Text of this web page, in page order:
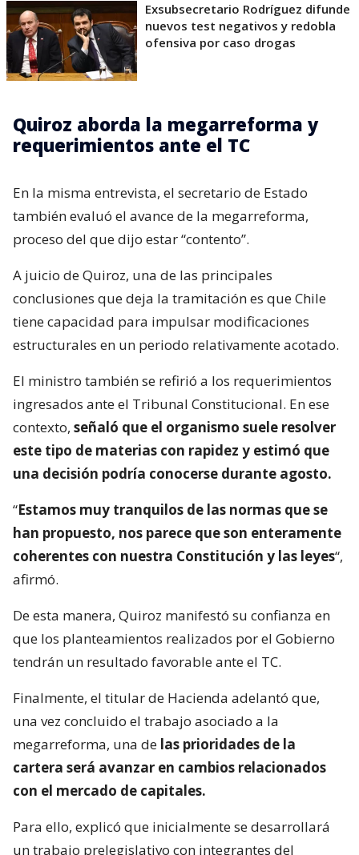
Exsubsecretario Rodríguez difunde
nuevos test negativos y redobla
ofensiva por caso drogas
Quiroz aborda la megarreforma y
requerimientos ante el TC
En la misma entrevista, el secretario de Estado
también evaluó el avance de la megarreforma,
proceso del que dijo estar “contento”.
A juicio de Quiroz, una de las principales
conclusiones que deja la tramitación es que Chile
tiene capacidad para impulsar modificaciones
estructurales en un periodo relativamente acotado.
El ministro también se refirió a los requerimientos
ingresados ante el Tribunal Constitucional. En ese
contexto, señaló que el organismo suele resolver
este tipo de materias con rapidez y estimó que
una decisión podría conocerse durante agosto.
“Estamos muy tranquilos de las normas que se
han propuesto, nos parece que son enteramente
coherentes con nuestra Constitución y las leyes“,
afirmó.
De esta manera, Quiroz manifestó su confianza en
que los planteamientos realizados por el Gobierno
tendrán un resultado favorable ante el TC.
Finalmente, el titular de Hacienda adelantó que,
una vez concluido el trabajo asociado a la
megarreforma, una de las prioridades de la
cartera será avanzar en cambios relacionados
con el mercado de capitales.
Para ello, explicó que inicialmente se desarrollará
un trabajo prelegislativo con integrantes del